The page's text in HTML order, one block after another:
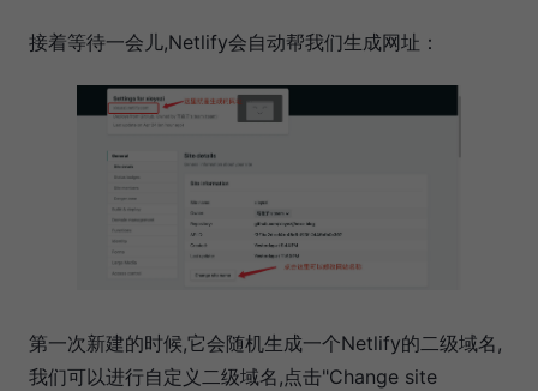
接着等待一会儿,Netlify会自动帮我们生成网址：
第一次新建的时候,它会随机生成一个Netlify的二级域名,
我们可以进行自定义二级域名,点击"Change site